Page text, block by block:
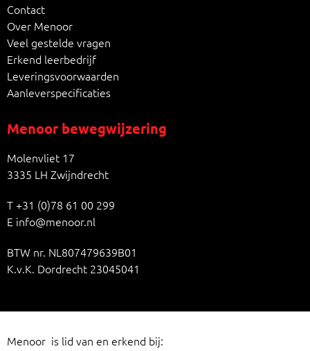
Contact
Over Menoor
Veel gestelde vragen
Erkend leerbedrijf
Leveringsvoorwaarden
Aanleverspecificaties
Menoor bewegwijzering
Molenvliet 17
3335 LH Zwijndrecht
T+31 (0)78 61 00 299
E info@menoor.nl
BTW nr. NL807479639B01
K.v.K. Dordrecht 23045041
Menoor is lid van en erkend bij: